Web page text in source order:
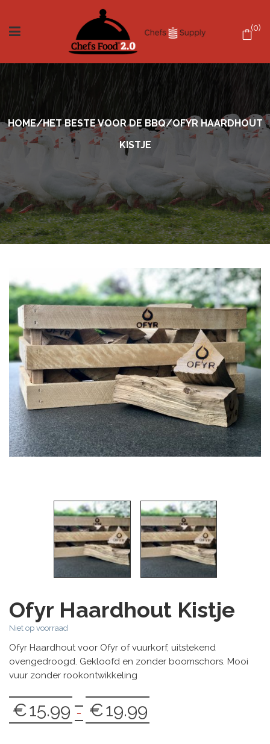
0
HOME/HET BESTE VOOR DE BBQ/OFYR HAARDHOUT
KISTJE
Ofyr Haardhout Kistje
Niet op voorraad
Ofyr Haardhout voor Ofyr of vuurkorf, uitstekend
ovengedroogd. Gekloofd en zonder boomschors. Mooi
vuur zonder rookontwikkeling
€15.99 – €19.99